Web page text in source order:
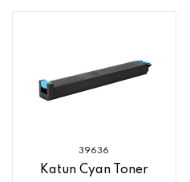
39636
Katun Cyan Toner